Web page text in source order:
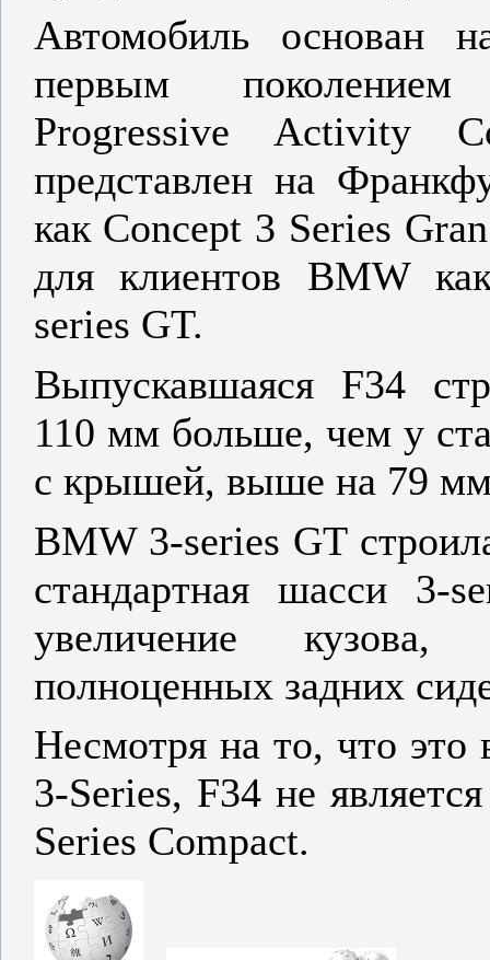
Автомобиль основан
первым поколением
Progressive Activity
представлен на
как Concept 3 Series
для клиентов BMW
series GT.
Выпускавшаяся F34
110 мм больше, чем у
с крышей, выше на 79
BMW 3-series GT
стандартная шасси 3-
увеличение
полноценных задних
Несмотря на то, что это
3-Series, F34 не
Series Compact.